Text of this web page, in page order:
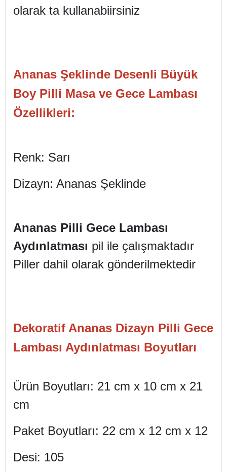
olarak ta kullanabiirsiniz
Ananas Şeklinde Desenli Büyük
Boy Pilli Masa ve Gece Lambası
Özellikleri:
Renk: Sarı
Dizayn: Ananas Şeklinde
Ananas Pilli Gece Lambası
Aydınlatması pil ile çalışmaktadır
Piller dahil olarak gönderilmektedir
Dekoratif Ananas Dizayn Pilli Gece
Lambası Aydınlatması Boyutları
Ürün Boyutları: 21 cm x 10 cm x 21
cm
Paket Boyutları: 22 cm x 12 cm x 12
Desi: 105